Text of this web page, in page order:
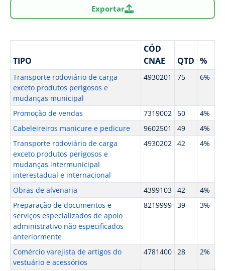
Exportar
TIPO
CÓD
CNAE
QTD %
Transporte rodoviário de carga
exceto produtos perigosos e
mudanças municipal
4930201 75 6%
Promoção de vendas 7319002 50
4%
Cabeleireiros manicure e pedicure
9602501 49
4%
Transporte rodoviário de carga
exceto produtos perigosos e
mudanças intermunicipal
interestadual e internacional
4930202 42 4%
Obras de alvenaria 4399103 42
4%
Preparação de documentos e
serviços especializados de apoio
administrativo não especificados
anteriormente
8219999 39 3%
Comércio varejista de artigos do
vestuário e acessórios
4781400 28 2%